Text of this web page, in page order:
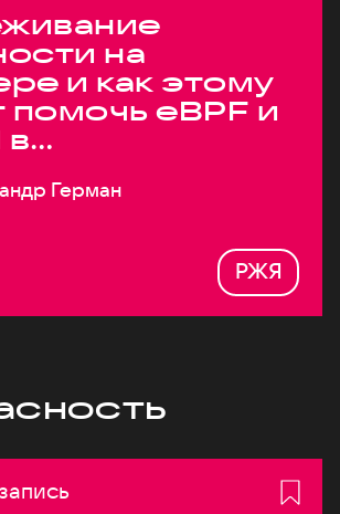
на
и как этому
eBPF и
в
Герман
РЖЯ